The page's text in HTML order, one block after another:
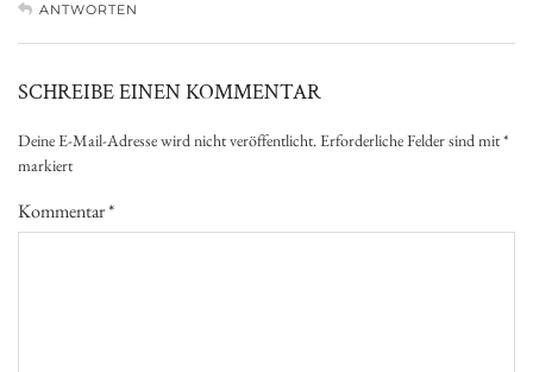
ANTWORTEN
SCHREIBE EINEN KOMMENTAR
Deine E-Mail-Adresse wird nicht veröffentlicht.Erforderliche Felder sind mit*
markiert
Kommentar*